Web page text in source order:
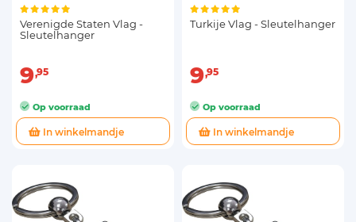
Verenigde Staten Vlag -
Sleutelhanger
9 95
Op voorraad
In winkelmandje
Turkije Vlag - Sleutelhanger
9 95
Op voorraad
In winkelmandje